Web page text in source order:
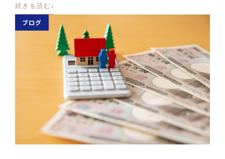
続きを読む ›
ブログ